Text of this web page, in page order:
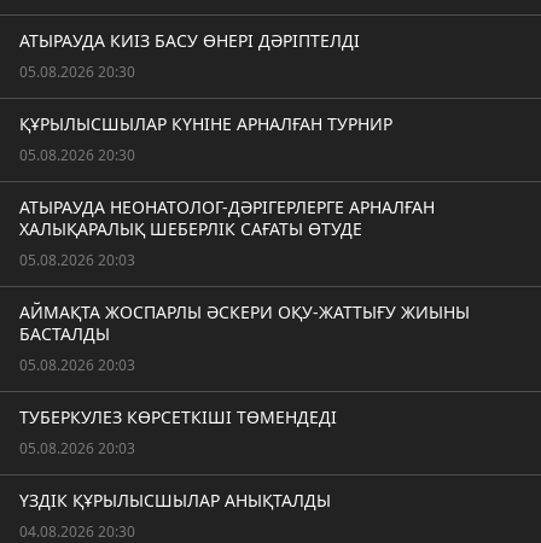
АТЫРАУДА КИІЗ БАСУ ӨНЕРІ ДӘРІПТЕЛДІ
05.08.2026 20:30
ҚҰРЫЛЫСШЫЛАР КҮНІНЕ АРНАЛҒАН ТУРНИР
05.08.2026 20:30
АТЫРАУДА НЕОНАТОЛОГ-ДӘРІГЕРЛЕРГЕ АРНАЛҒАН
ХАЛЫҚАРАЛЫҚ ШЕБЕРЛІК САҒАТЫ ӨТУДЕ
05.08.2026 20:03
АЙМАҚТА ЖОСПАРЛЫ ӘСКЕРИ ОҚУ-ЖАТТЫҒУ ЖИЫНЫ
БАСТАЛДЫ
05.08.2026 20:03
ТУБЕРКУЛЕЗ КӨРСЕТКІШІ ТӨМЕНДЕДІ
05.08.2026 20:03
ҮЗДІК ҚҰРЫЛЫСШЫЛАР АНЫҚТАЛДЫ
04.08.2026 20:30